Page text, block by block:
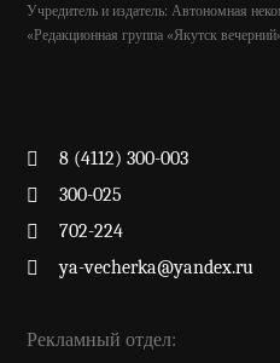
Учредитель и издатель: Автономная
«Редакционная группа «Якутск
8 (4112) 300-003
300-025
702-224
ya-vecherka@yandex.ru
Рекламный отдел: